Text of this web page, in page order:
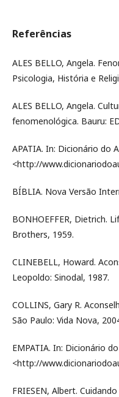
Referências
ALES BELLO, Angela.
Psicologia, História e
ALES BELLO, Angela.
fenomenológica. Bauru:
APATIA. In: Dicionário do
<http://
BÍBLIA. Nova Versão
BONHOEFFER, Dietrich.
Brothers, 1959.
CLINEBELL, Howard.
Leopoldo: Sinodal, 1987.
COLLINS, Gary R.
São Paulo: Vida Nova,
EMPATIA. In: Dicionário
<http://
FRIESEN, Albert.